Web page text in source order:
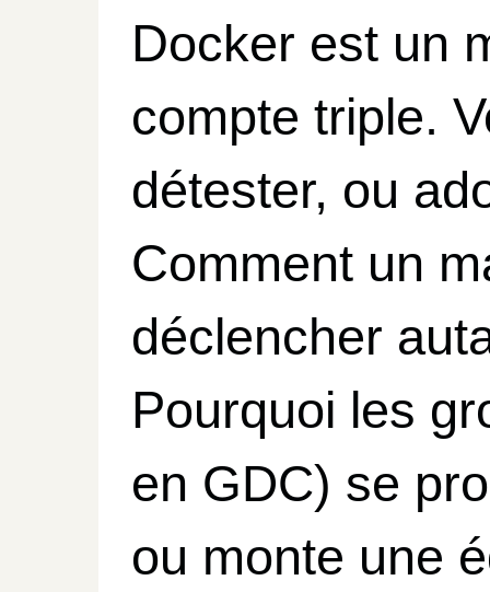
Docker est un
compte triple.
détester, ou
Comment un
déclencher
Pourquoi les
en GDC) se
ou monte une